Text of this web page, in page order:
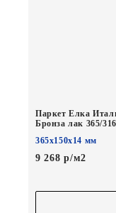
Паркет Елка
Бронза лак 365/
365х150х14 мм
9 268 р/м2